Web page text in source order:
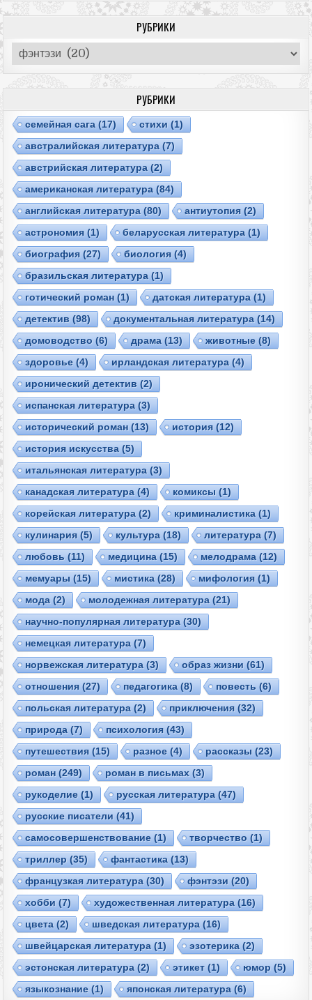
РУБРИКИ
Рубрики
РУБРИКИ
cемейная сага (17) cтихи (1)
австралийская литература (7)
австрийская литература (2)
американская литература (84)
английская литература (80) антиутопия (2)
астрономия (1) беларусская литература (1)
биография (27) биология (4)
бразильская литература (1)
готический роман (1) датская литература (1)
детектив (98) документальная литература (14)
домоводство (6) драма (13) животные (8)
здоровье (4) ирландская литература (4)
иронический детектив (2)
испанская литература (3)
исторический роман (13) история (12)
история искусства (5)
итальянская литература (3)
канадская литература (4) комиксы (1)
корейская литература (2) криминалистика (1)
кулинария (5) культура (18) литература (7)
любовь (11) медицина (15) мелодрама (12)
мемуары (15) мистика (28) мифология (1)
мода (2) молодежная литература (21)
научно-популярная литература (30)
немецкая литература (7)
норвежская литература (3) образ жизни (61)
отношения (27) педагогика (8) повесть (6)
польская литература (2) приключения (32)
природа (7) психология (43)
путешествия (15) разное (4) рассказы (23)
роман (249) роман в письмах (3)
рукоделие (1) русская литература (47)
русские писатели (41)
самосовершенствование (1) творчество (1)
триллер (35) фантастика (13)
французкая литература (30) фэнтэзи (20)
хобби (7) художественная литература (16)
цвета (2) шведская литература (16)
швейцарская литература (1) эзотерика (2)
эстонская литература (2) этикет(1) юмор (5)
языкознание (1) японская литература (6)